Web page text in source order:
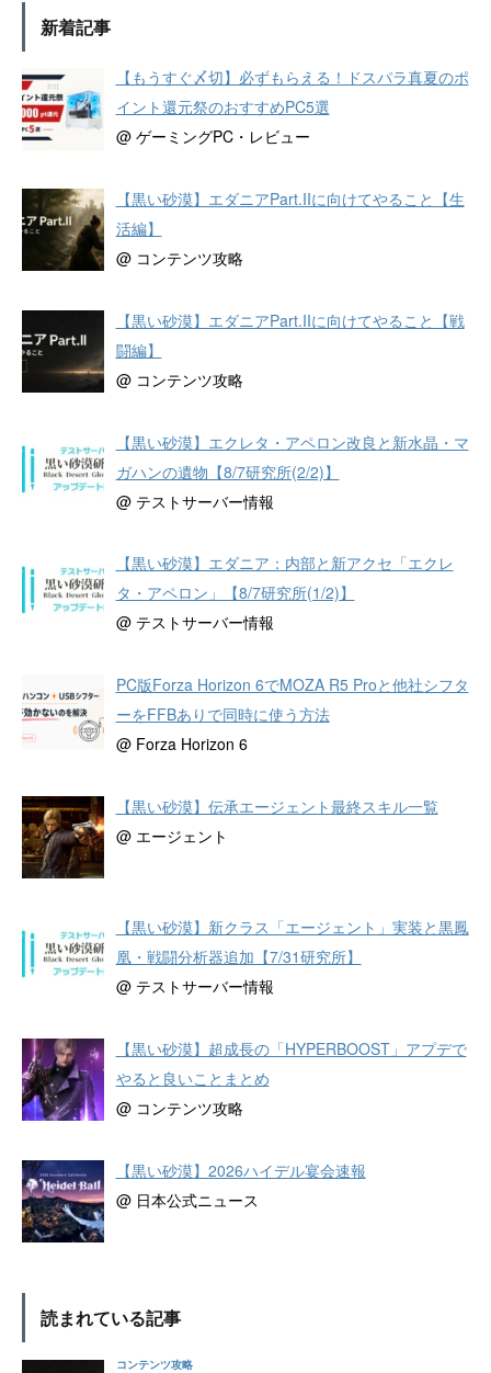
新着記事
【もうすぐ〆切】必ずもらえる！ドスパラ真夏のポ
イント還元祭のおすすめPC5選
@ ゲーミングPC・レビュー
【黒い砂漠】エダニアPart.IIに向けてやること【生
活編】
@ コンテンツ攻略
【黒い砂漠】エダニアPart.IIに向けてやること【戦
闘編】
@ コンテンツ攻略
【黒い砂漠】エクレタ・アペロン改良と新水晶・マ
ガハンの遺物【8/7研究所(2/2)】
@ テストサーバー情報
【黒い砂漠】エダニア：内部と新アクセ「エクレ
タ・アペロン」【8/7研究所(1/2)】
@ テストサーバー情報
PC版Forza Horizon 6でMOZA R5 Proと他社シフタ
ーをFFBありで同時に使う方法
@ Forza Horizon 6
【黒い砂漠】伝承エージェント最終スキル一覧
@ エージェント
【黒い砂漠】新クラス「エージェント」実装と黒鳳
凰・戦闘分析器追加【7/31研究所】
@ テストサーバー情報
【黒い砂漠】超成長の「HYPERBOOST」アプデで
やると良いことまとめ
@ コンテンツ攻略
【黒い砂漠】2026ハイデル宴会速報
@ 日本公式ニュース
読まれている記事